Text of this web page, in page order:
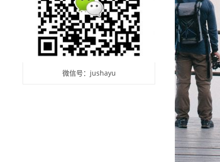
微信号：jushayu